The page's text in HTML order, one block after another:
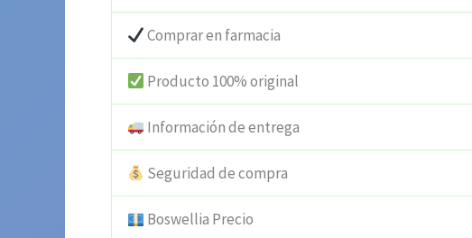
Comprar en farmacia
Producto 100% original
Información de entrega
Seguridad de compra
Boswellia Precio